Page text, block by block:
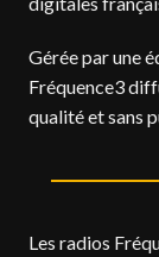
Gérée par une
Fréquence3
qualité et sans
Les radios